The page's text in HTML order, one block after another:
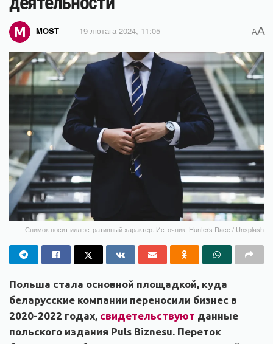
MOST 19 лютага 2024, 11:05 AA
Снимок носит иллюстративный характер. Источник: Hunters Race / Unsplash
Польша стала основной площадкой, куда
беларусские компании переносили бизнес в
2020-2022 годах, свидетельствуют данные
польского издания Puls Biznesu. Переток